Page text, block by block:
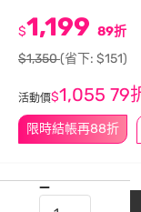
限時結帳再88折
$1,199 89折
$1,350(省下: $151)
活動價$1,055 79